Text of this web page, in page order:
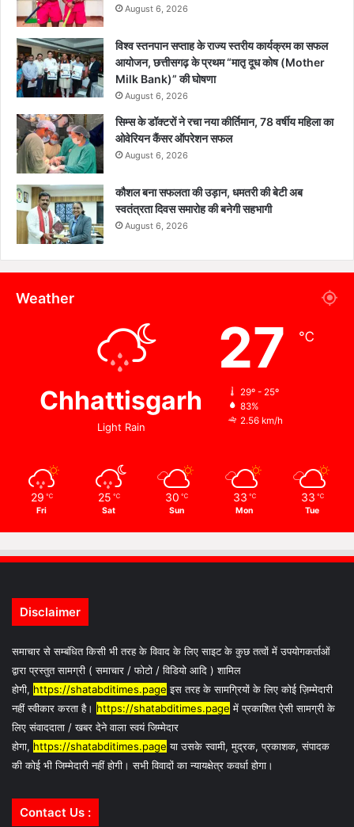
August 6, 2026
विश्व स्तनपान सप्ताह के राज्य स्तरीय कार्यक्रम का सफल
आयोजन, छत्तीसगढ़ के प्रथम “मातृ दूध कोष (Mother
Milk Bank)” की घोषणा
August 6, 2026
सिम्स के डॉक्टरों ने रचा नया कीर्तिमान, 78 वर्षीय महिला का
ओवेरियन कैंसर ऑपरेशन सफल
August 6, 2026
कौशल बना सफलता की उड़ान, धमतरी की बेटी अब
स्वतंत्रता दिवस समारोह की बनेगी सहभागी
August 6, 2026
Weather
Chhattisgarh
Light Rain
27 ℃
29º - 25º
83%
2.56 km/h
29 ℃
Fri
25 ℃
Sat
30 ℃
Sun
33 ℃
Mon
33 ℃
Tue
Disclaimer
समाचार से सम्बंधित किसी भी तरह के विवाद के लिए साइट के कुछ तत्वों में उपयोगकर्ताओं
द्वारा प्रस्तुत सामग्री ( समाचार / फोटो / विडियो आदि ) शामिल
होगी, https://shatabditimes.page इस तरह के सामग्रियों के लिए कोई ज़िम्मेदारी
नहीं स्वीकार करता है। https://shatabditimes.page में प्रकाशित ऐसी सामग्री के
लिए संवाददाता / खबर देने वाला स्वयं जिम्मेदार
होगा, https://shatabditimes.page या उसके स्वामी, मुद्रक, प्रकाशक, संपादक
की कोई भी जिम्मेदारी नहीं होगी। सभी विवादों का न्यायक्षेत्र कवर्धा होगा।
Contact Us :